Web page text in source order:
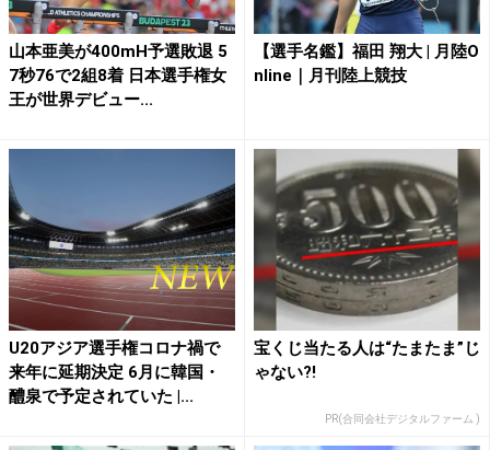
山本亜美が400mH予選敗退 5
7秒76で2組8着 日本選手権女
王が世界デビュー...
【選手名鑑】福田 翔大 | 月陸O
nline｜月刊陸上競技
U20アジア選手権コロナ禍で
来年に延期決定 6月に韓国・
醴泉で予定されていた |...
宝くじ当たる人は“たまたま”じ
ゃない?!
PR(合同会社デジタルファーム )